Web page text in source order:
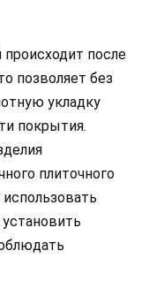
после
позволяет без
укладку
покрытия.
плиточного